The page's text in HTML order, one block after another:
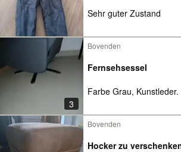
Sehr guter Zustand
3
Bovenden
Fernsehsessel
Farbe Grau, Kunstleder.
Bovenden
Hocker zu